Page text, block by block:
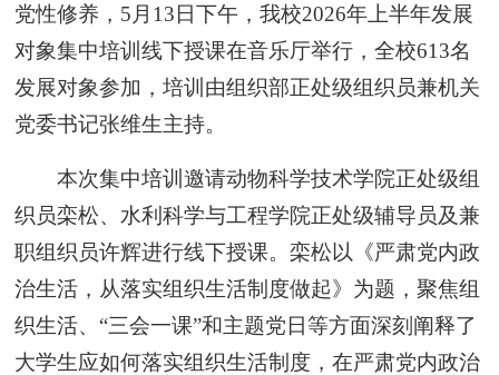
党性修养，5月13日下午，我校2026年上半年发展
对象集中培训线下授课在音乐厅举行，全校613名
发展对象参加，培训由组织部正处级组织员兼机关
党委书记张维生主持。
本次集中培训邀请动物科学技术学院正处级组
织员栾松、水利科学与工程学院正处级辅导员及兼
职组织员许辉进行线下授课。栾松以《严肃党内政
治生活，从落实组织生活制度做起》为题，聚焦组
织生活、“三会一课”和主题党日等方面深刻阐释了
大学生应如何落实组织生活制度，在严肃党内政治